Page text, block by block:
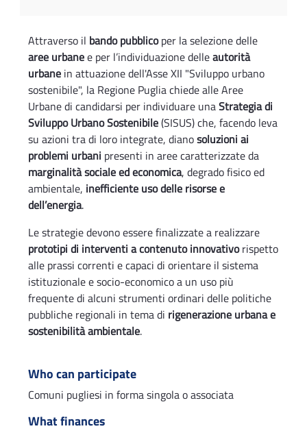
Attraverso il bando pubblicoper la selezione delle
aree urbanee per l’individuazione delleautorità
urbane in attuazione dell'Asse XII "Sviluppo urbano
sostenibile", la Regione Puglia chiede alle Aree
Urbane di candidarsi per individuare unaStrategia di
Sviluppo Urbano Sostenibile(SISUS) che, facendo leva
su azioni tra di loro integrate, dianosoluzioni ai
problemi urbani presenti in aree caratterizzate da
marginalità sociale ed economica, degrado fisico ed
ambientale, inefficiente uso delle risorse e
dell’energia.
Le strategie devono essere finalizzate a realizzare
prototipi di interventi a contenuto innovativorispetto
alle prassi correnti e capaci di orientare il sistema
istituzionale e socio-economico a un uso più
frequente di alcuni strumenti ordinari delle politiche
pubbliche regionali in tema di rigenerazione urbana e
sostenibilità ambientale.
Who can participate
Comuni pugliesi in forma singola o associata
What finances